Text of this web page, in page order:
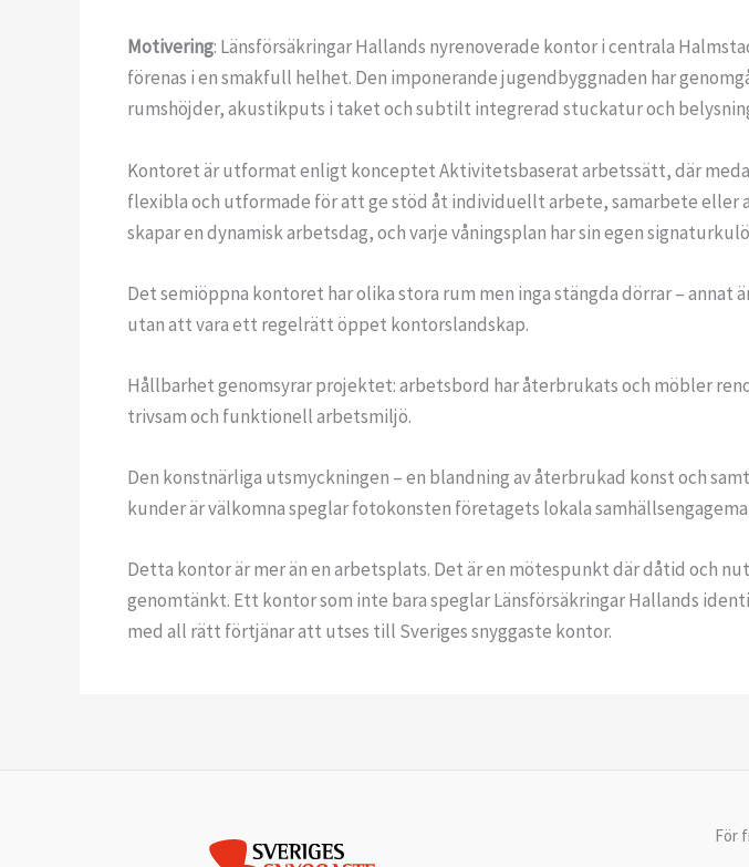
Motivering: Länsförsäkringar Hallands nyrenoverade kontor i centrala
förenas i en smakfull helhet. Den imponerande jugendbyggnaden har
rumshöjder, akustikputs i taket och subtilt integrerad stuckatur och
Kontoret är utformat enligt konceptet Aktivitetsbaserat arbetssätt, där
flexibla och utformade för att ge stöd åt individuellt arbete, samarbete eller
skapar en dynamisk arbetsdag, och varje våningsplan har sin egen
Det semiöppna kontoret har olika stora rum men inga stängda dörrar –
utan att vara ett regelrätt öppet kontorslandskap.
Hållbarhet genomsyrar projektet: arbetsbord har återbrukats och möbler
trivsam och funktionell arbetsmiljö.
Den konstnärliga utsmyckningen – en blandning av återbrukad konst och
kunder är välkomna speglar fotokonsten företagets lokala
Detta kontor är mer än en arbetsplats. Det är en mötespunkt där dåtid och
genomtänkt. Ett kontor som inte bara speglar Länsförsäkringar Hallands
med all rätt förtjänar att utses till Sveriges snyggaste kontor.
För